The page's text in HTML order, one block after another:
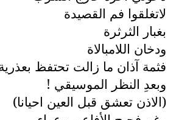
لاتغلقوا فم القصيدة
بغبار الثرثرة
ودخان اللامبالاة
فثمة آذان ما زالت تحتفظ
وبعدِ النظر الموسيقي !
(الاذن تعشق قبل العين احيانا)